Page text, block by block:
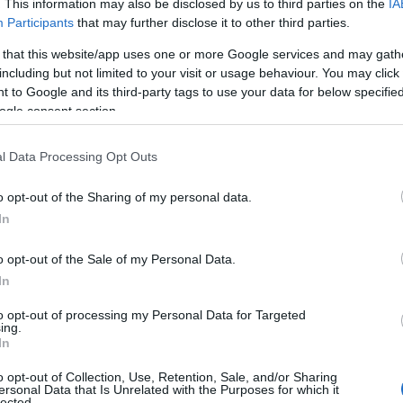
This information may also be disclosed by us to third parties on the
Participants that may further disclose it to other third parties.
that this website/app uses one or more Google services and may
but not limited to your visit or usage behaviour. You may
to Google and its third-party tags to use your data for below
consent section.
Data Processing Opt Outs
opt-out of the Sharing of my personal data.
opt-out of the Sale of my Personal Data.
opt-out of processing my Personal Data for Targeted
opt-out of Collection, Use, Retention, Sale, and/or Sharing
Data that Is Unrelated with the Purposes for which it
Θεσσαλονίκη και συγκεκριμένα στην
της Μίκρας, με τον Έλληνα
ουσιαστικό ανταγωνισμό στη μάχη της
στάθηκε στην πρόοδο των
το επίπεδο ανεβαίνει σταδιακά και
στο άθλημα.
με αυξημένο βαθμό δυσκολίας, όπως
τον αγώνα, επισημαίνοντας ότι δεν ήταν
την εκτέλεσή του σε συνθήκες
αποτελεί μέρος της προετοιμασίας
και την εμπειρία του από το Κάιρο,